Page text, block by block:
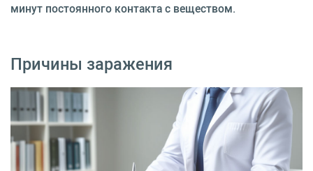
минут постоянного контакта с веществом.
Причины заражения